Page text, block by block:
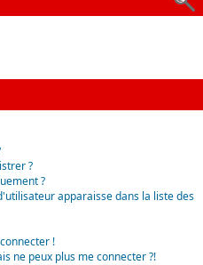
?
?
apparaisse dans la liste des
!
ne peux plus me connecter ?!